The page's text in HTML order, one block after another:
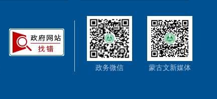
政务微信 蒙古文新媒体